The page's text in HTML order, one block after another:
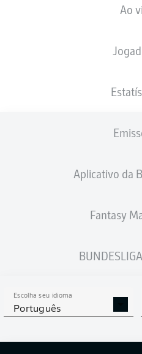
Ao
Aplicativo da
Fantasy
Escolha seu idioma
Português